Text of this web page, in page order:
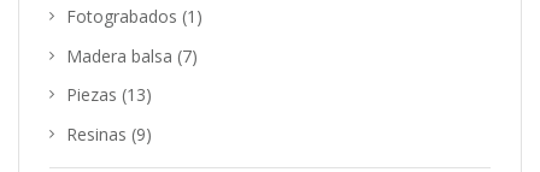
Fotograbados (1)
Madera balsa (7)
Piezas (13)
Resinas (9)